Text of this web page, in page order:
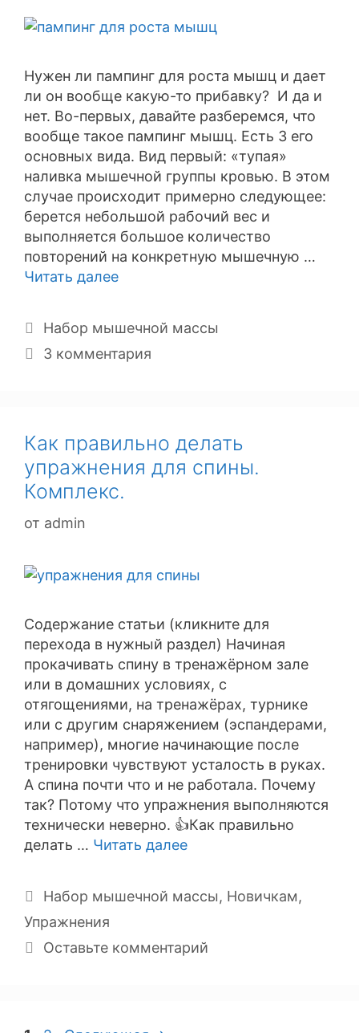
Нужен ли пампинг для роста мышц и дает
ли он вообще какую-то прибавку? И да и
нет. Во-первых, давайте разберемся, что
вообще такое пампинг мышц. Есть 3 его
основных вида. Вид первый: «тупая»
наливка мышечной группы кровью. В этом
случае происходит примерно следующее:
берется небольшой рабочий вес и
выполняется большое количество
повторений на конкретную мышечную …
Читать далее
Рубрики
Набор мышечной массы
3 комментария
Как правильно делать
упражнения для спины.
Комплекс.
от admin
Содержание статьи (кликните для
перехода в нужный раздел) Начиная
прокачивать спину в тренажёрном зале
или в домашних условиях, с
отягощениями, на тренажёрах, турнике
или с другим снаряжением (эспандерами,
например), многие начинающие после
тренировки чувствуют усталость в руках.
А спина почти что и не работала. Почему
так? Потому что упражнения выполняются
технически неверно. 👍Как правильно
делать … Читать далее
Рубрики
Набор мышечной массы, Новичкам,
Упражнения
Оставьте комментарий